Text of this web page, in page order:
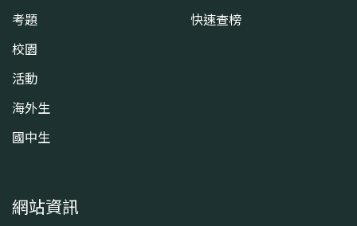
考題
校園
活動
海外生
國中生
快速查榜
網站資訊